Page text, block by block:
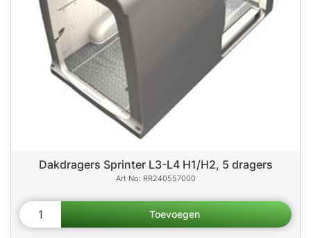
Dakdragers Sprinter L3-L4 H1/H2, 5 dragers
RR240557000